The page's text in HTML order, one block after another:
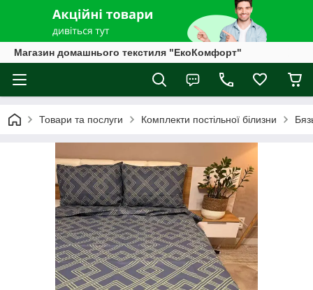
Магазин домашнього текстиля "ЕкоКомфорт"
Товари та послуги Комплекти постільної білизни